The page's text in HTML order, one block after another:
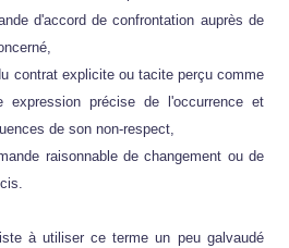
d'accord de confrontation auprès de
contrat explicite ou tacite perçu comme
expression précise de l'occurrence et
de son non-respect,
raisonnable de changement ou de
à utiliser ce terme un peu galvaudé